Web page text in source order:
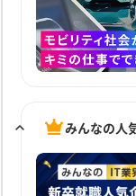
みんなの人